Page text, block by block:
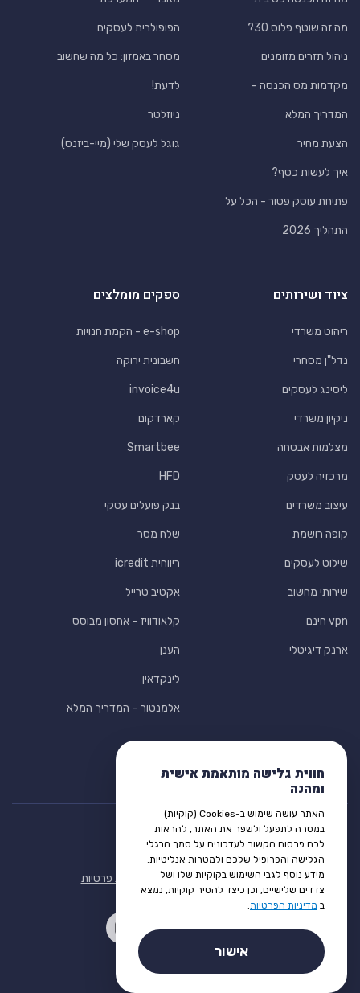
חווית גלישה מותאמת אישית
ומהנה
האתר עושה שימוש ב-Cookies (קוקיות)
במטרה לתפעל ולשפר את האתר, להראות
לכם פרסום הקשור לעדכונים על סמך הרגלי
הגלישה והפרופיל שלכם ולמטרות אנליטיות.
מידע נוסף לגבי השימוש בקוקיות שלו ושל
צדדים שלישיים, וכן כיצד להסיר קוקיות, נמצא
ב מדיניות הפרטיות.
אישור
מה זה שוטף פלוס 30?
ניהול תזרים מזומנים
מקדמות מס הכנסה –
המדריך המלא
הצעת מחיר
איך לעשות כסף?
פתיחת עוסק פטור - הכל על
התהליך 2026
הפופולרית לעסקים
מסחר באמזון: כל מה שחשוב
לדעת!
ניוזלטר
גוגל לעסק שלי (מיי-ביזנס)
ציוד ושירותים
ריהוט משרדי
נדל"ן מסחרי
ליסינג לעסקים
ניקיון משרדי
מצלמות אבטחה
מרכזיה לעסק
עיצוב משרדים
קופה רושמת
שילוט לעסקים
שירותי מחשוב
vpn חינם
ארנק דיגיטלי
ספקים מומלצים
e-shop - הקמת חנויות
חשבונית ירוקה
invoice4u
קארדקום
Smartbee
HFD
בנק פועלים עסקי
שלח מסר
ריווחית icredit
אקטיב טרייל
קלאודוויז – אחסון מבוסס
הענן
לינקדאין
אלמנטור – המדריך המלא
תנאי שימוש הצהרת נגישות מדיניות פרטיות